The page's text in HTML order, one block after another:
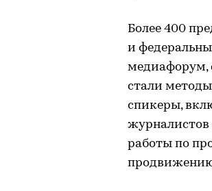
Более 400
и
медиафорум,
стали
спикеры,
журналистов
работы по
продвижению